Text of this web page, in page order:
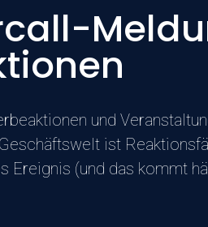
und
ist
(und das kommt